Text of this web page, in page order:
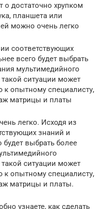
о достаточно хрупком
планшета или
можно очень легко
соответствующих
всего будет выбрать
мультимедийного
ситуации может
опытному специалисту,
матрицы и платы
легко. Исходя из
знаний и
выбрать более
ситуации может
опытному специалисту,
матрицы и платы.
узнаете, как сделать